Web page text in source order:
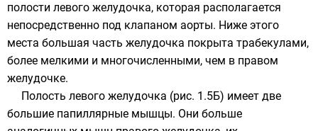
полости левого желудочка, которая располагается
непосредственно под клапаном аорты. Ниже этого
места большая часть желудочка покрыта трабекулами,
более мелкими и многочисленными, чем в правом
желудочке.
Полость левого желудочка (рис. 1.5Б) имеет две
большие папиллярные мышцы. Они больше